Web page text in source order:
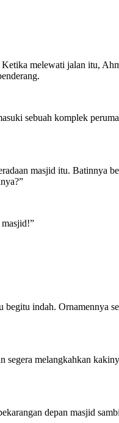
melewati jalan itu,
sebuah komplek
masjid itu. Batinnya
begitu indah. Ornamennya
segera melangkahkan
depan masjid